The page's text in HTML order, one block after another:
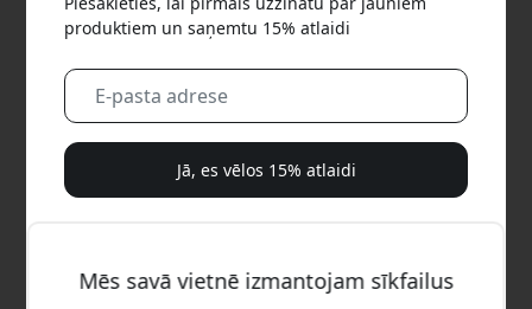
Mēs savā vietnē izmantojam sīkfailus
produktiem un saņemtu 15% atlaidi
Jā, es vēlos 15% atlaidi
izglītojošām sērijām un īpašiem piedāvājumiem.